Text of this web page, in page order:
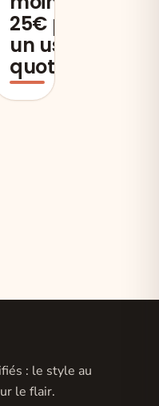
se
25€ pour
un usage
quotidien
: le style au
le flair.